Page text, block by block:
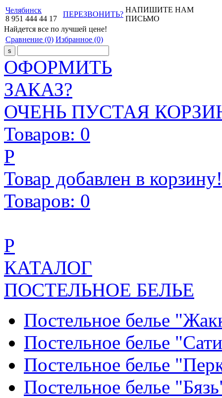
Челябинск
8 951 444 44 17
ПЕРЕЗВОНИТЬ?
НАПИШИТЕ НАМ
ПИСЬМО
Найдется все по лучшей цене!
Сравнение (0) Избранное (0)
ОФОРМИТЬ
ЗАКАЗ?
ОЧЕНЬ ПУСТАЯ
Товаров: 0
Р
Товар добавлен в корзину!
Товаров: 0
Р
КАТАЛОГ
ПОСТЕЛЬНОЕ БЕЛЬЕ
Постельное белье
Постельное белье
Постельное белье
Постельное белье